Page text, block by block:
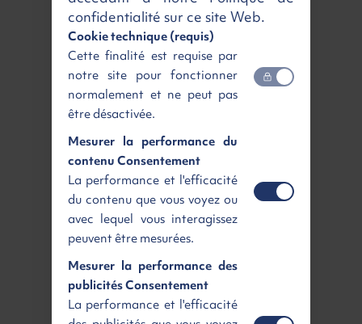
Livraison partout en France
LivraisonEcoplan Renting
Paris sud
Agence de livraison
Gratuit
Rennes
Agence de livraison
dès 165 €
Livraisonà domicile
Ile de France
Région parisienne
dès 59 €HT
Toute la France
Livraison à domicile
dès 189 €HT
confidentialité sur ce site Web.
Cookie technique (requis)
Cette finalité est requise par
notre site pour fonctionner
normalement et ne peut pas
être désactivée.
Mesurer la performance du
contenu Consentement
La performance et l'efficacité
du contenu que vous voyez ou
avec lequel vous interagissez
peuvent être mesurées.
Mesurer la performance des
publicités Consentement
La performance et l'efficacité